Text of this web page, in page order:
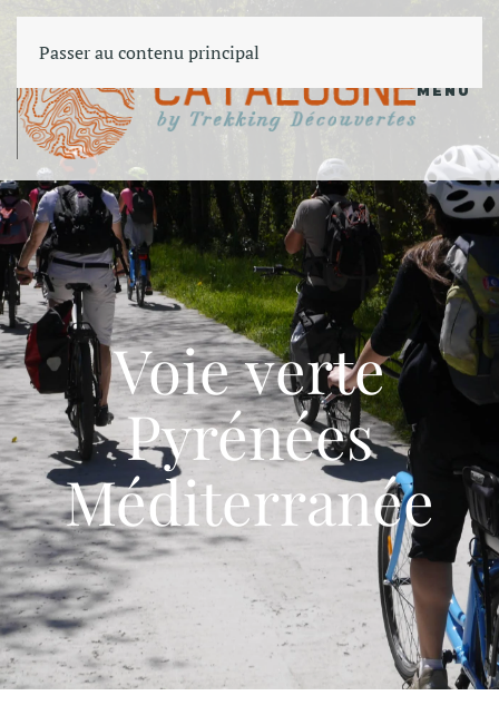
Passer au contenu principal
MENU
Voie verte
Pyrénées
Méditerranée